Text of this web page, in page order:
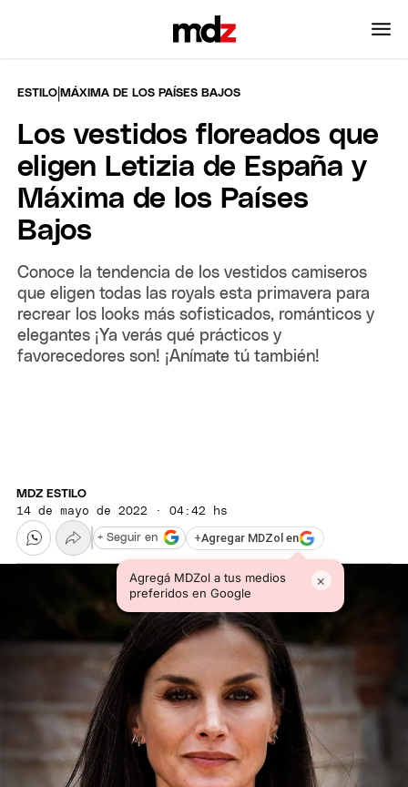
ESTILO |MÁXIMA DE LOS PAÍSES BAJOS
Los vestidos floreados que
eligen Letizia de España y
Máxima de los Países
Bajos
Conoce la tendencia de los vestidos camiseros
que eligen todas las royals esta primavera para
recrear los looks más sofisticados, románticos y
elegantes ¡Ya verás qué prácticos y
favorecedores son! ¡Anímate tú también!
MDZ ESTILO
14 de mayo de 2022 · 04:42 hs
+Agregar MDZol en
Agregá MDZol a tus medios
preferidos en Google
×
+ Seguir en